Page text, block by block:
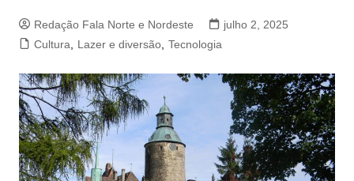
Redação Fala Norte e Nordeste
julho 2, 2025
Cultura
Lazer e diversão, Tecnologia